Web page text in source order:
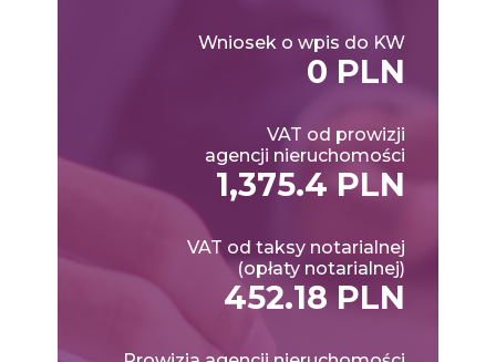
Wniosek o wpis do KW
0 PLN
VAT od prowizji
agencji nieruchomości
1,375.4 PLN
VAT od taksy notarialnej
(opłaty notarialnej)
452.18 PLN